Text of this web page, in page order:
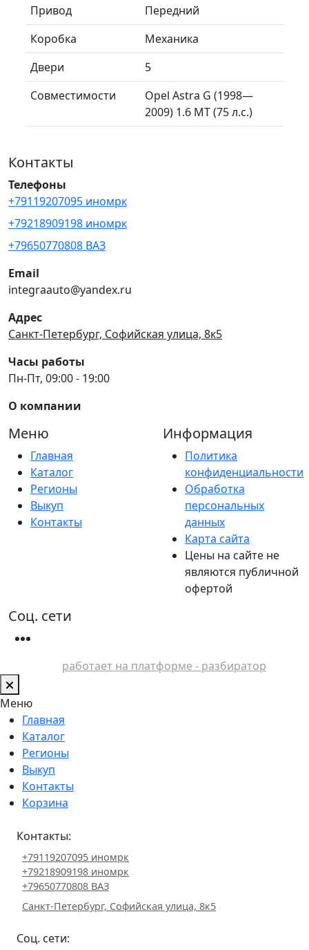
Привод
Передний
Коробка
Механика
Двери
5
Совместимости
Opel Astra G (1998—
2009) 1.6 MT (75 л.с.)
Контакты
Телефоны
+79119207095 иномрк
+79218909198 иномрк
+79650770808 ВАЗ
Email
integraauto@yandex.ru
Адрес
Санкт-Петербург, Софийская улица, 8к5
Часы работы
Пн-Пт, 09:00 - 19:00
О компании
Меню
Главная
Каталог
Регионы
Выкуп
Контакты
Информация
Политика
конфиденциальности
Обработка
персональных
данных
Карта сайта
Цены на сайте не
являются публичной
офертой
Соц. сети
работает на платформе - разбиратор
Меню
Главная
Каталог
Регионы
Выкуп
Контакты
Корзина
Контакты:
+79119207095 иномрк
+79218909198 иномрк
+79650770808 ВАЗ
Санкт-Петербург, Софийская улица, 8к5
Соц. сети: